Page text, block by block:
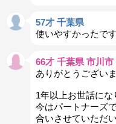
57才 千葉県
使いやすかったです
66才 千葉県 市川市
ありがとうございま
1年以上お世話にな
今はパートナーズ
合いさせていただい